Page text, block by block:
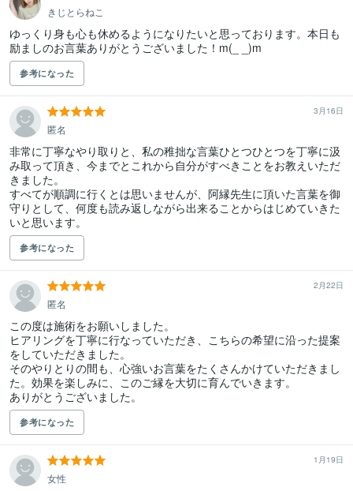
きじとらねこ
ゆっくり身も心も休めるようになりたいと思っております。本日も
励ましのお言葉ありがとうございました！m(_ _)m
参考になった
3月16日
匿名
非常に丁寧なやり取りと、私の稚拙な言葉ひとつひとつを丁寧に汲
み取って頂き、今までとこれから自分がすべきことをお教えいただ
きました。
すべてが順調に行くとは思いませんが、阿縁先生に頂いた言葉を御
守りとして、何度も読み返しながら出来ることからはじめていきた
参考になった
2月22日
匿名
この度は施術をお願いしました。
ヒアリングを丁寧に行なっていただき、こちらの希望に沿った提案
をしていただきました。
そのやりとりの間も、心強いお言葉をたくさんかけていただきまし
た。効果を楽しみに、このご縁を大切に育んでいきます。
参考になった
1月19日
女性